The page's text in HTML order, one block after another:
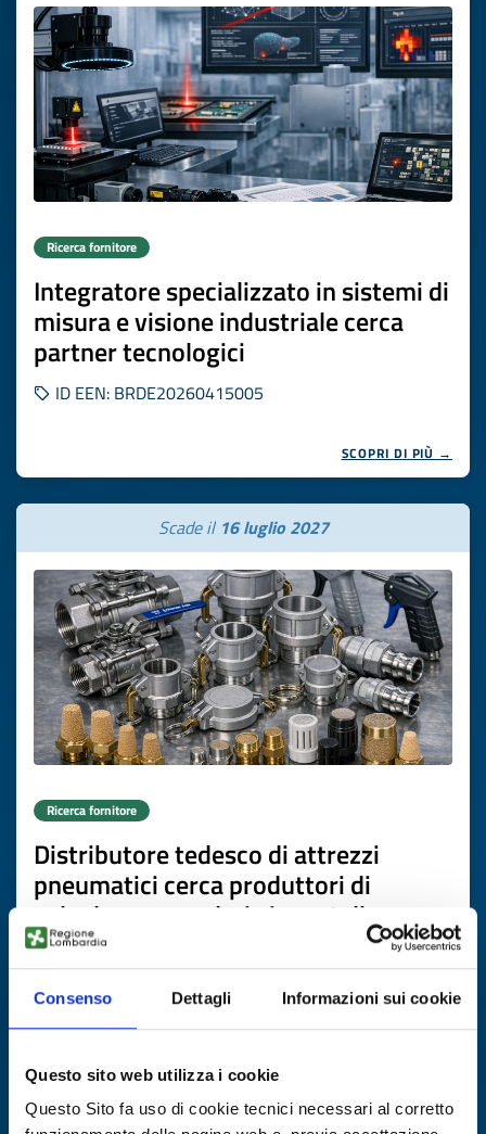
Consenso Dettagli Informazioni sui cookie
Questo sito web utilizza i cookie
Questo Sito fa uso di cookie tecnici necessari al corretto
Ricerca fornitore
Integratore specializzato in sistemi di
misura e visione industriale cerca
partner tecnologici
ID EEN: BRDE20260415005
SCOPRI DI PIÙ →
Scade il 16 luglio 2027
Ricerca fornitore
Distributore tedesco di attrezzi
pneumatici cerca produttori di
valvole e raccorderia in metallo
ID EEN: BRDE20260417025